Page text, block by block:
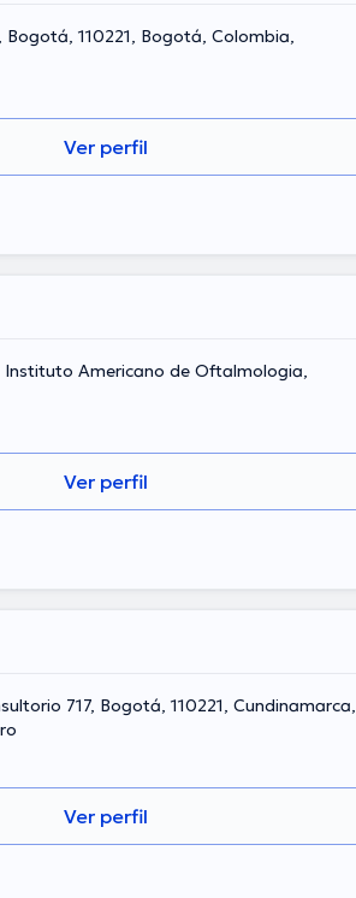
Bogotá, 110221, Bogotá, Colombia,
Ver perfil
Instituto Americano de Oftalmologia,
Ver perfil
717, Bogotá, 110221, Cundinamarca,
Ver perfil